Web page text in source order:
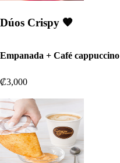
Dúos Crispy 🧡
Empanada + Café
₡3,000